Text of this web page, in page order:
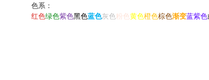
色系：
红色绿色紫色黑色蓝色灰色粉色黄色橙色棕色渐变蓝紫色